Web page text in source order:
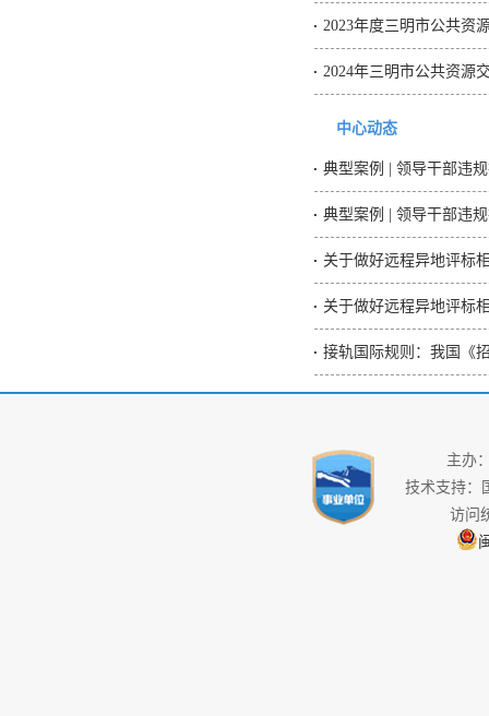
2023年度三明市公共资
2024年三明市公共资源
中心动态
关于做好远程异地评标
关于做好远程异地评标
接轨国际规则：我国《
主办
技术支持：
访问